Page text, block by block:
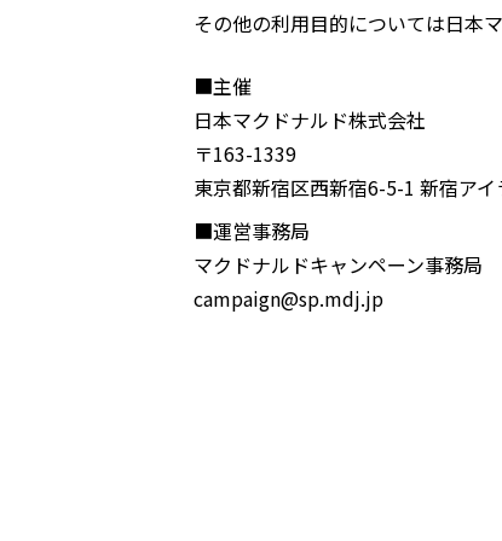
その他の利用目的については日本
■主催
日本マクドナルド株式会社
〒163-1339
東京都新宿区西新宿6-5-1 新宿アイ
■運営事務局
マクドナルドキャンペーン事務局
campaign@sp.mdj.jp